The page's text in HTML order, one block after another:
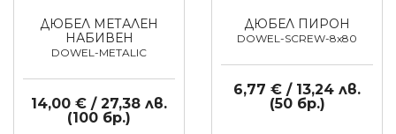
ДЮБЕЛ МЕТАЛЕН
НАБИВЕН
DOWEL-METALIC
14,00 € / 27,38 лв.
(100 бр.)
ДЮБЕЛ ПИРОН
DOWEL-SCREW-8x80
6,77 € / 13,24 лв.
(50 бр.)